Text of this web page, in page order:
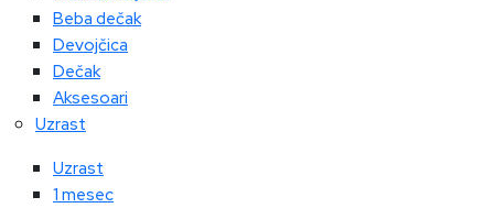
Beba dečak
Devojčica
Dečak
Aksesoari
Uzrast
Uzrast
1 mesec